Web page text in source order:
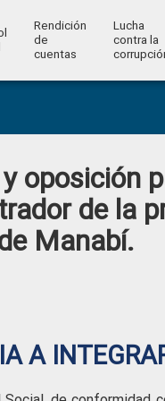
Rendición
de
cuentas
Lucha
contra la
oposición
de la
Manabí.
A